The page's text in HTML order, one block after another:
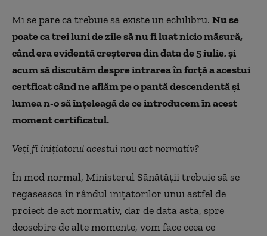
Mi se pare că trebuie să existe un echilibru. Nu se
poate ca trei luni de zile să nu fi luat nicio măsură,
când era evidentă creșterea din data de 5 iulie, și
acum să discutăm despre intrarea în forță a acestui
certficat când ne aflăm pe o pantă descendentă și
lumea n-o să înțeleagă de ce introducem în acest
moment certificatul.
Veți fi inițiatorul acestui nou act normativ?
În mod normal, Ministerul Sănătății trebuie să se
regăsească în rândul inițatorilor unui astfel de
proiect de act normativ, dar de data asta, spre
deosebire de alte momente, vom face ceea ce